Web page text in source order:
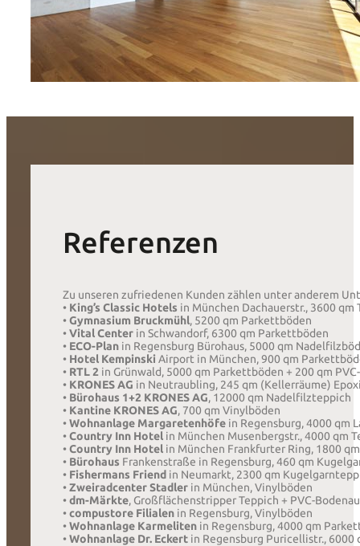
Referenzen
Zu unseren zufriedenen Kunden zählen unter anderem
• King’s Classic Hotels in München Dachauerstr., 3600 qm
•Gymnasium Bruckmühl, 5200 qm Parkettböden
•Vital Center in Schwandorf, 6300 qm Parkettböden
• ECO-Plan in Regensburg Bürohaus, 5000 qm
• Hotel Kempinski Airport in München, 900 qm
• RTL 2 in Grünwald, 5000 qm Parkettböden + 200 qm
• KRONES AG in Neutraubling, 245 qm (Kellerräume)
• Bürohaus 1+2 KRONES AG, 12000 qm Nadelfilzteppich
• Kantine KRONES AG, 700 qm Vinylböden
•Wohnanlage Margaretenhöfe in Regensburg, 4000 qm
•Country Inn Hotel in München Musenbergstr., 4000 qm
•Country Inn Hotel in München Frankfurter Ring, 1800
• Bürohaus Frankenstraße in Regensburg, 460 qm
• Fishermans Friend in Neumarkt, 2300 qm
•Zweiradcenter Stadler in München, Vinylböden
•dm-Märkte, Großflächenstripper Teppich + PVC-
•compustore Filialen in Regensburg, Vinylböden
•Wohnanlage Karmeliten in Regensburg, 4000 qm
•Wohnanlage Dr. Eckert in Regensburg Puricellistr.,